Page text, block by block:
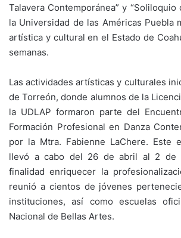
Talavera Contemporánea” y “Soliloquio
la Universidad de las Américas Puebla
artística y cultural en el Estado de
semanas.
Las actividades artísticas y culturales
de Torreón, donde alumnos de la
la UDLAP formaron parte del
Formación Profesional en Danza
por la Mtra. Fabienne LaChere. Este
llevó a cabo del 26 de abril al 2 de
finalidad enriquecer la
reunió a cientos de jóvenes
instituciones, así como escuelas
Nacional de Bellas Artes.